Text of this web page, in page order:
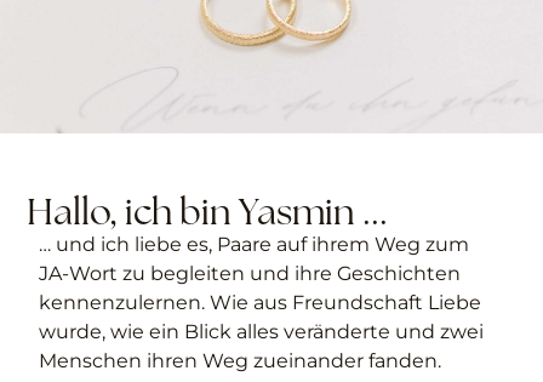
Hallo, ich bin Yasmin ...
… und ich liebe es, Paare auf ihrem Weg zum
JA-Wort zu begleiten und ihre Geschichten
kennenzulernen. Wie aus Freundschaft Liebe
wurde, wie ein Blick alles veränderte und zwei
Menschen ihren Weg zueinander fanden.